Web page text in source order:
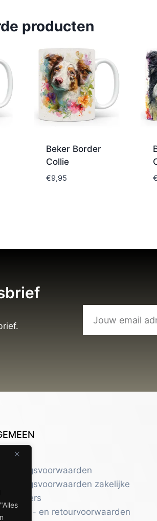
producten
Beker Border
Collie
€9,95 €
Contact
Leveringsvoorwaarden
Leveringsvoorwaarden zakelijke
Verzend- en retourvoorwaarden